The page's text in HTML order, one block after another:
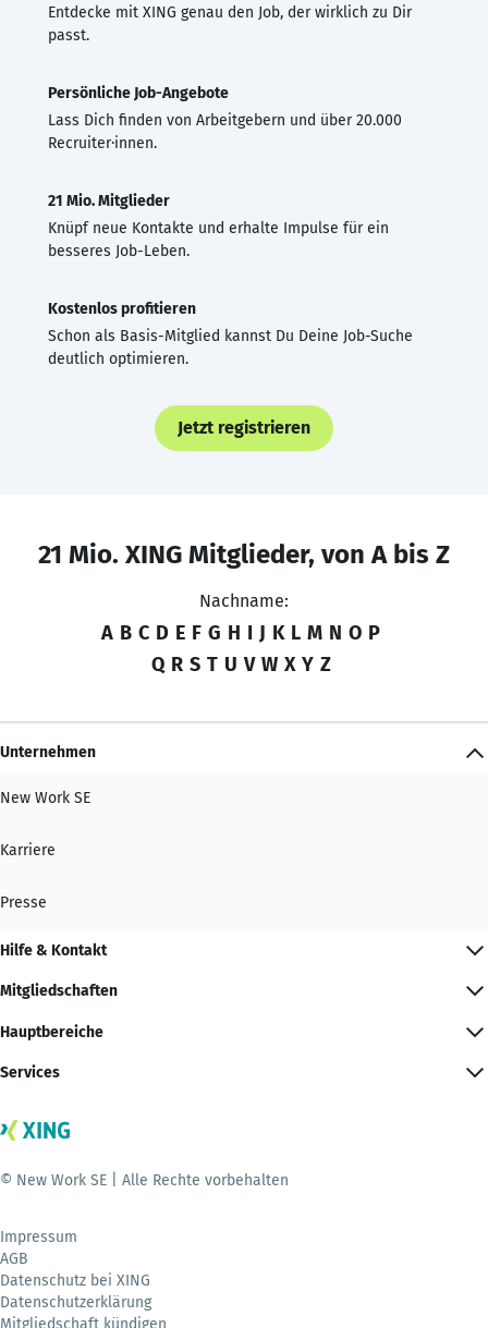
Entdecke mit XING genau den Job, der wirklich zu Dir
passt.
Persönliche Job-Angebote
Lass Dich finden von Arbeitgebern und über 20.000
Recruiter·innen.
21 Mio. Mitglieder
Knüpf neue Kontakte und erhalte Impulse für ein
besseres Job-Leben.
Kostenlos profitieren
Schon als Basis-Mitglied kannst Du Deine Job-Suche
deutlich optimieren.
Jetzt registrieren
21 Mio. XING Mitglieder, von A bis Z
Nachname:
A B C D E F G H I J K L M N O P
Q R S T U V W X Y Z
Unternehmen
New Work SE
Karriere
Presse
Hilfe & Kontakt
Mitgliedschaften
Hauptbereiche
Services
© New Work SE | Alle Rechte vorbehalten
Impressum
AGB
Datenschutz bei XING
Datenschutzerklärung
Mitgliedschaft kündigen